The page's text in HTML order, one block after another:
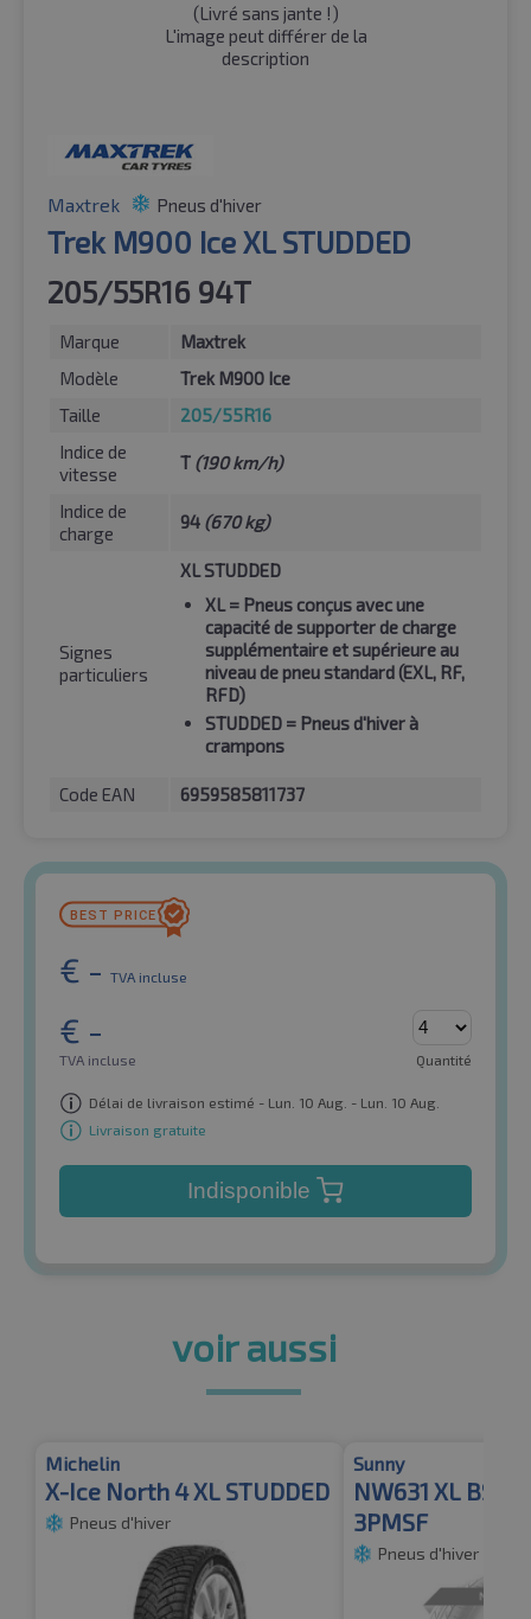
(Livré sans jante !)
L'image peut différer de la
description
Maxtrek Pneus d'hiver
Trek M900 Ice XL STUDDED
205/55R16 94T
Marque
Maxtrek
Modèle
Trek M900 Ice
Taille
205/55R16
Indice de
vitesse
T (190 km/h)
Indice de
charge
94 (670 kg)
Signes
particuliers
XL STUDDED
XL= Pneus conçus avec une
capacité de supporter de charge
supplémentaire et supérieure au
niveau de pneu standard (EXL, RF,
RFD)
STUDDED = Pneus d'hiver à
crampons
Code EAN 6959585811737
€ - TVA incluse
€ -
TVA incluse Quantité
Délai de livraison estimé - Lun. 10 Aug. - Lun. 10 Aug.
Livraison gratuite
Indisponible
voir aussi
Michelin
X-Ice North 4 XL STUDDED
Pneus d'hiver
Sunny
NW631 XL BSW
3PMSF
Pneus d'hiver